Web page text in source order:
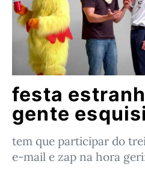
festa
gente
tem que participar do
e-mail e zap na hora